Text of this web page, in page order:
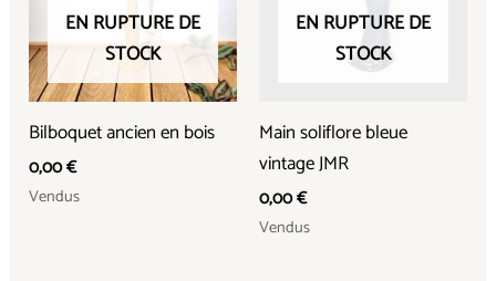
EN RUPTURE DE
STOCK
Bilboquet ancien en bois
0,00€
Vendus
EN RUPTURE DE
STOCK
Main soliflore bleue
vintage JMR
0,00€
Vendus